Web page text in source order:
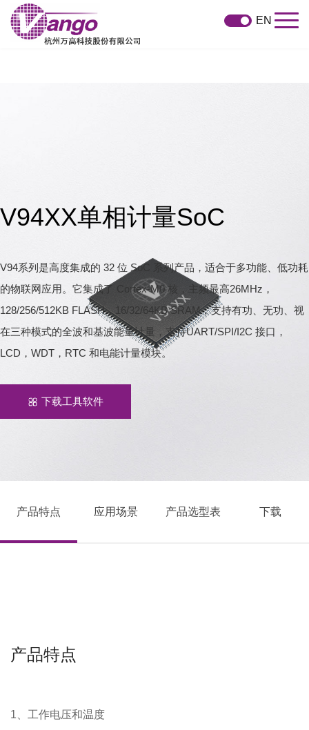
EN
V94XX单相计量SoC
V94系列是高度集成的 32 位 SoC 系列产品，适合于多功能、低功耗
的物联网应用。它集成了 Cortex-M0 核，主频最高26MHz，
128/256/512KB FLASH，16/32/64KB SRAM，支持有功、无功、视
在三种模式的全波和基波能量计量，支持UART/SPI/I2C 接口，
LCD，WDT，RTC 和电能计量模块。
下载工具软件
产品特点 应用场景 产品选型表 下载
产品特点
1、工作电压和温度